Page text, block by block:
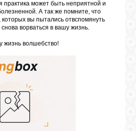
может быть неприятной и
А так же помните, что
вы пытались отвспомянуть
ворваться в вашу жизнь.
жизнь волшебство!